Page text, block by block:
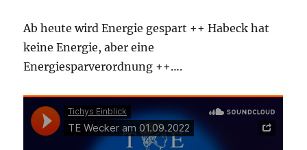
Ab heute wird Energie gespart ++ Habeck hat
keine Energie, aber eine
Energiesparverordnung ++….